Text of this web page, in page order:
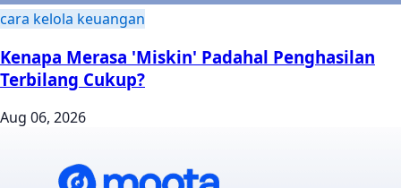
cara kelola keuangan
Kenapa Merasa 'Miskin' Padahal Penghasilan
Terbilang Cukup?
Aug 06, 2026